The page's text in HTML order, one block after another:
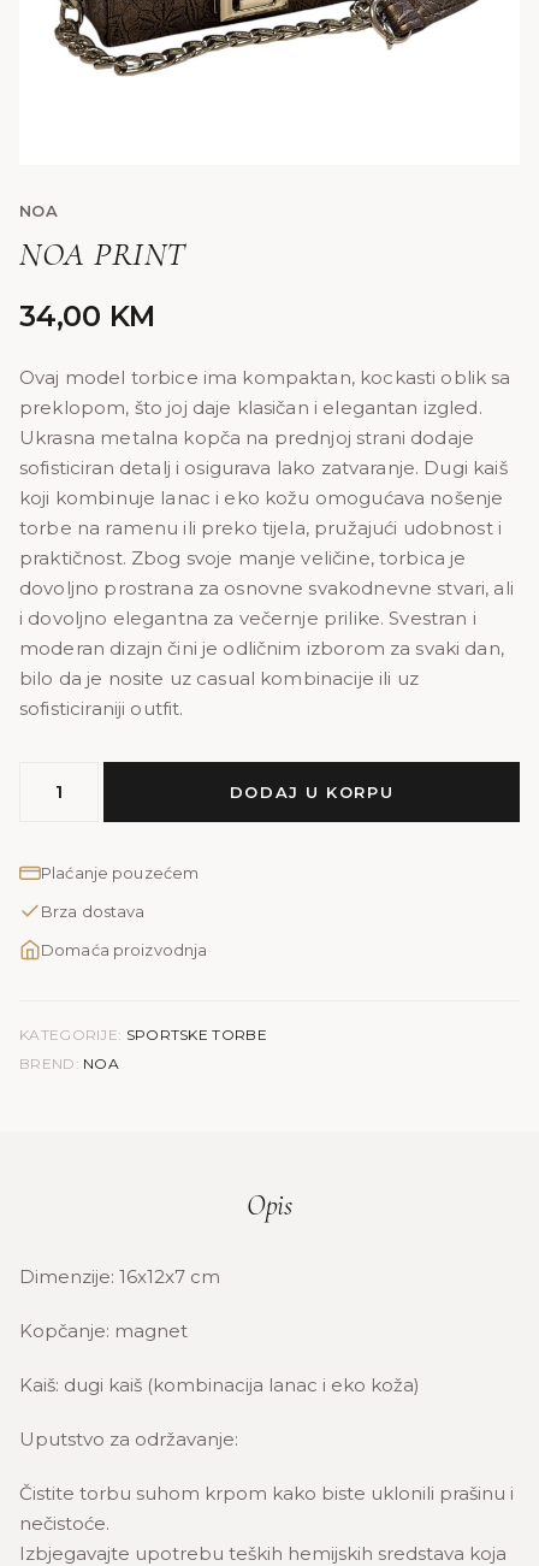
NOA
NOA PRINT
34,00 KM
Ovaj model torbice ima kompaktan, kockasti oblik sa
preklopom, što joj daje klasičan i elegantan izgled.
Ukrasna metalna kopča na prednjoj strani dodaje
sofisticiran detalj i osigurava lako zatvaranje. Dugi kaiš
koji kombinuje lanac i eko kožu omogućava nošenje
torbe na ramenu ili preko tijela, pružajući udobnost i
praktičnost. Zbog svoje manje veličine, torbica je
dovoljno prostrana za osnovne svakodnevne stvari, ali
i dovoljno elegantna za večernje prilike. Svestran i
moderan dizajn čini je odličnim izborom za svaki dan,
bilo da je nosite uz casual kombinacije ili uz
sofisticiraniji outfit.
PRINT
DODAJ U KORPU
Plaćanje pouzećem
Brza dostava
Domaća proizvodnja
KATEGORIJE: SPORTSKE TORBE
BREND: NOA
Opis
Dimenzije: 16x12x7 cm
Kopčanje: magnet
Kaiš: dugi kaiš (kombinacija lanac i eko koža)
Uputstvo za održavanje:
Čistite torbu suhom krpom kako biste uklonili prašinu i
nečistoće.
Izbjegavajte upotrebu teških hemijskih sredstava koja